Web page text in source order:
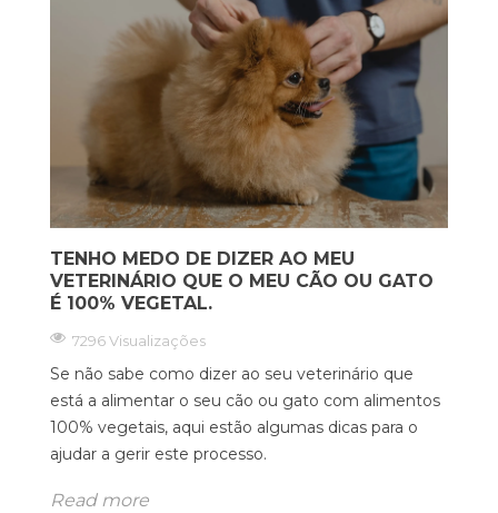
TENHO MEDO DE DIZER AO MEU
VETERINÁRIO QUE O MEU CÃO OU GATO
É 100% VEGETAL.
7296 Visualizações
Se não sabe como dizer ao seu veterinário que
está a alimentar o seu cão ou gato com alimentos
100% vegetais, aqui estão algumas dicas para o
ajudar a gerir este processo.
Read more